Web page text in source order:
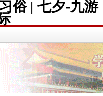
俗 | 七夕-九游